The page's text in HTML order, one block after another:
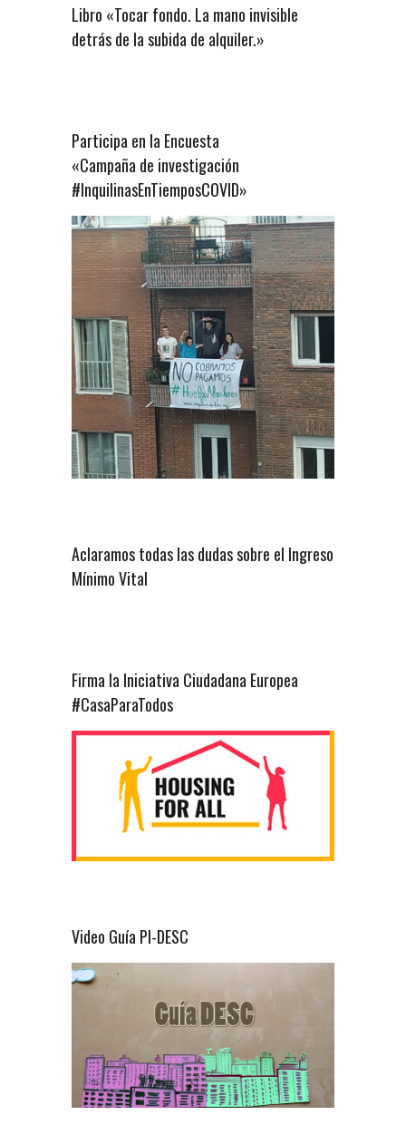
Libro «Tocar fondo. La mano invisible
detrás de la subida de alquiler.»
Participa en la Encuesta
«Campaña de investigación
#InquilinasEnTiemposCOVID»
Aclaramos todas las dudas sobre el Ingreso
Mínimo Vital
Firma la Iniciativa Ciudadana Europea
#CasaParaTodos
Video Guía PI-DESC